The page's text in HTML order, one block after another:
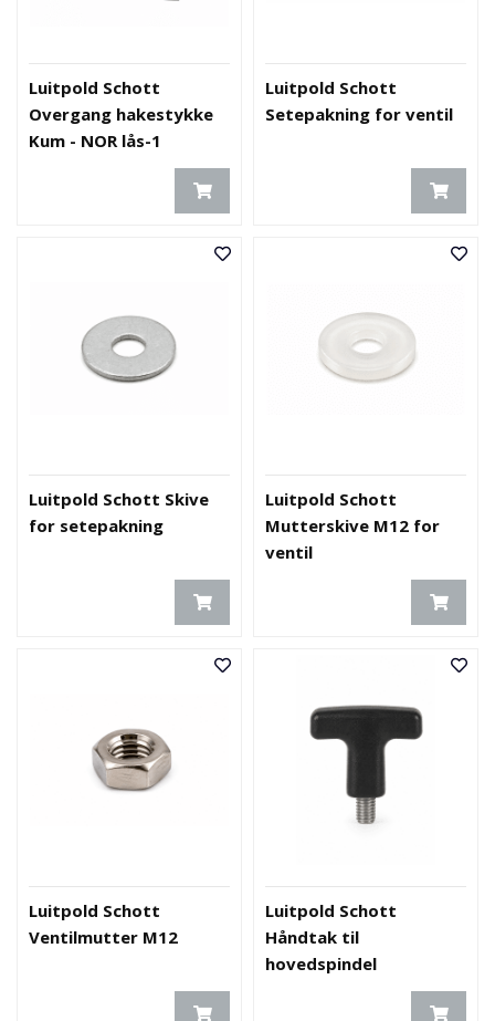
Luitpold Schott
Overgang hakestykke
Kum - NOR lås-1
Luitpold Schott
Setepakning for ventil
Luitpold Schott Skive
for setepakning
Luitpold Schott
Mutterskive M12 for
ventil
Luitpold Schott
Ventilmutter M12
Luitpold Schott
Håndtak til
hovedspindel